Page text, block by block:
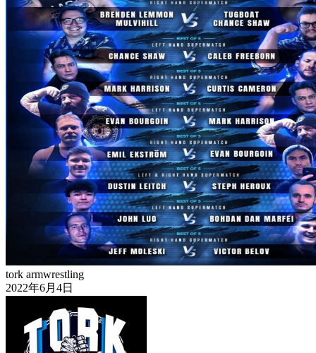
tork armwrestling
2022年6月4日